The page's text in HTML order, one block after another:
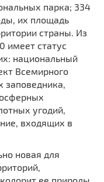
парка; 334
их площадь
страны. Из
имеет статус
национальный
Всемирного
угодий,
входящих в
новая для
ее природы.